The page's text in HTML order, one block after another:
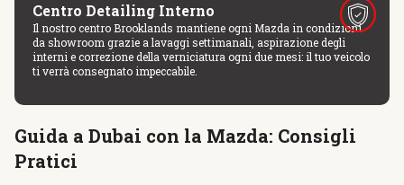
Centro Detailing Interno
Il nostro centro Brooklands mantiene ogni Mazda in condizioni
da showroom grazie a lavaggi settimanali, aspirazione degli
interni e correzione della verniciatura ogni due mesi: il tuo veicolo
ti verrà consegnato impeccabile.
Guida a Dubai con la Mazda: Consigli
Pratici